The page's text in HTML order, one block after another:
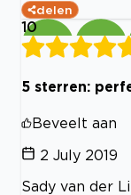
delen
10
5 sterren:
Beveelt aan
2 July 2019
Sady van der